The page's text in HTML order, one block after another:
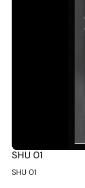
SHU 01
SHU 01